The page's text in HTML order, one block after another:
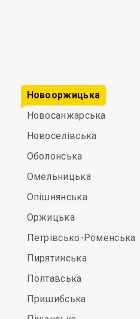
Новооржицька
Новосанжарська
Новоселівська
Оболонська
Омельницька
Опішнянська
Оржицька
Петрівсько-Роменська
Пирятинська
Полтавська
Пришибська